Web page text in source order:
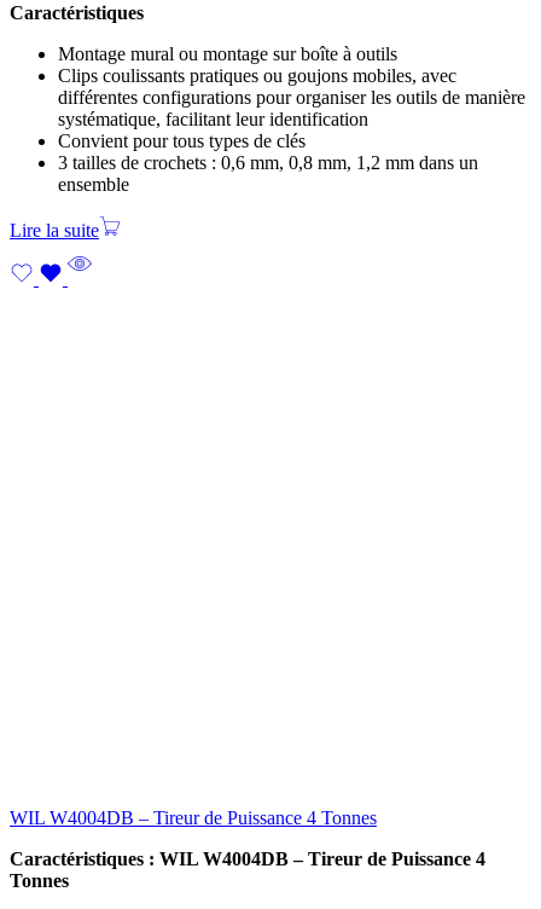
Caractéristiques
Montage mural ou montage sur boîte à outils
Clips coulissants pratiques ou goujons mobiles, avec
différentes configurations pour organiser les outils de manière
systématique, facilitant leur identification
Convient pour tous types de clés
3 tailles de crochets : 0,6 mm, 0,8 mm, 1,2 mm dans un
ensemble
Lire la suite
WIL W4004DB – Tireur de Puissance 4 Tonnes
Caractéristiques : WIL W4004DB – Tireur de Puissance 4
Tonnes